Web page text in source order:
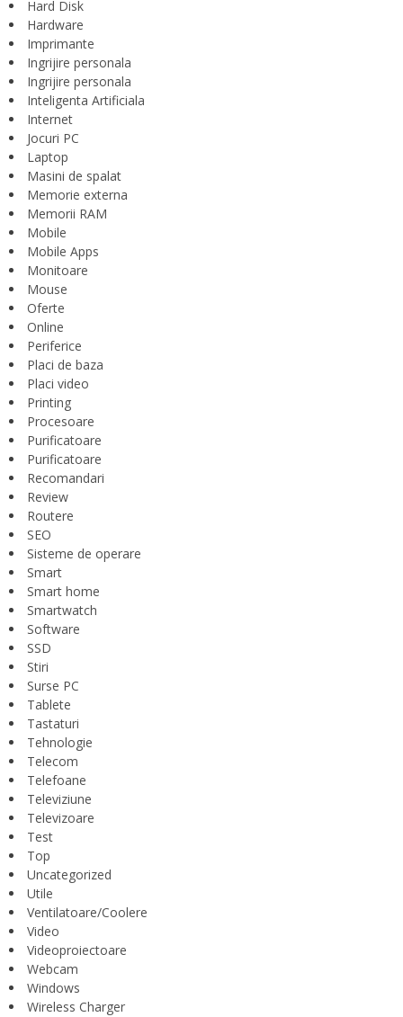
Hard Disk
Hardware
Imprimante
Ingrijire personala
Ingrijire personala
Inteligenta Artificiala
Internet
Jocuri PC
Laptop
Masini de spalat
Memorie externa
Memorii RAM
Mobile
Mobile Apps
Monitoare
Mouse
Oferte
Online
Periferice
Placi de baza
Placi video
Printing
Procesoare
Purificatoare
Purificatoare
Recomandari
Review
Routere
SEO
Sisteme de operare
Smart
Smart home
Smartwatch
Software
SSD
Stiri
Surse PC
Tablete
Tastaturi
Tehnologie
Telecom
Telefoane
Televiziune
Televizoare
Test
Top
Uncategorized
Utile
Ventilatoare/Coolere
Video
Videoproiectoare
Webcam
Windows
Wireless Charger